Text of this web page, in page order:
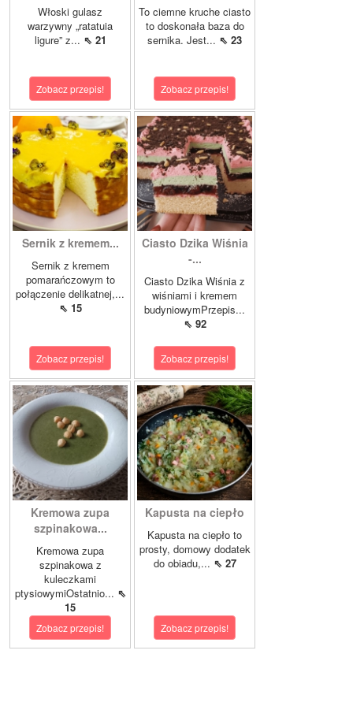
Włoski gulasz
warzywny „ratatuia
ligure” z... ⇖ 21
Zobacz przepis!
To ciemne kruche ciasto
to doskonała baza do
sernika. Jest... ⇖ 23
Zobacz przepis!
Sernik z kremem...
Sernik z kremem
pomarańczowym to
połączenie delikatnej,...
⇖ 15
Zobacz przepis!
Ciasto Dzika Wiśnia
-...
Ciasto Dzika Wiśnia z
wiśniami i kremem
budyniowymPrzepis...
⇖ 92
Zobacz przepis!
Kremowa zupa
szpinakowa...
Kremowa zupa
szpinakowa z
kuleczkami
ptysiowymiOstatnio... ⇖
15
Zobacz przepis!
Kapusta na ciepło
Kapusta na ciepło to
prosty, domowy dodatek
do obiadu,... ⇖ 27
Zobacz przepis!